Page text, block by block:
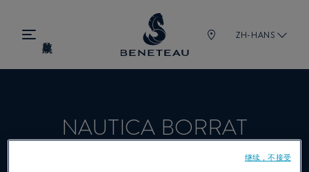
ZH-HANS
NAUTICA BORRAT
继续，不接受